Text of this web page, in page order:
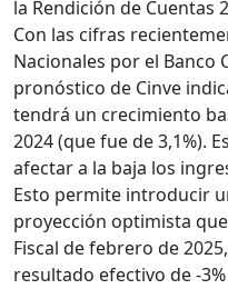
la Rendición de Cuentas
Con las cifras
Nacionales por el Banco
pronóstico de Cinve
tendrá un crecimiento
2024 (que fue de 3,1%).
afectar a la baja los
Esto permite introducir
proyección optimista
Fiscal de febrero de
resultado efectivo de -